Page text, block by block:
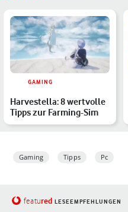
GAMING
Harvestella: 8 wertvolle
Tipps zur Farming-Sim
Gaming Tipps Pc
featured LESEEMPFEHLUNGEN